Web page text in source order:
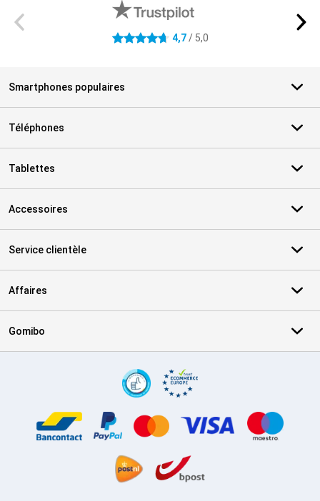
4.7 étoiles 4,7/ 5,0
Smartphones populaires
Téléphones
Tablettes
Accessoires
Service clientèle
Affaires
Gomibo